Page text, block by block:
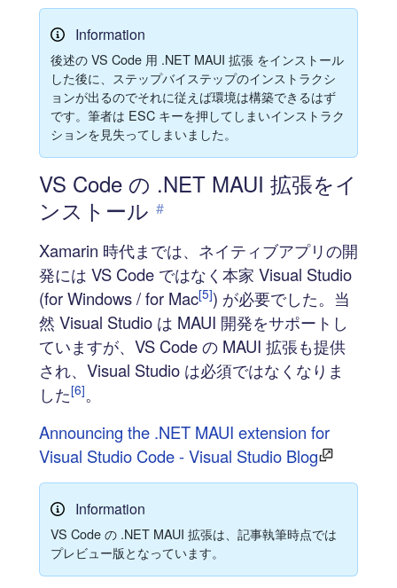
Information
後述の VS Code 用 .NET MAUI 拡張 をインストール
した後に、ステップバイステップのインストラクシ
ョンが出るのでそれに従えば環境は構築できるはず
です。筆者は ESC キーを押してしまいインストラク
ションを見失ってしまいました。
VS Code の .NET MAUI 拡張をイ
ンストール #
Xamarin 時代までは、ネイティブアプリの開
発には VS Code ではなく本家 Visual Studio
(for Windows / for Mac[5]) が必要でした。当
然 Visual Studio は MAUI 開発をサポートし
ていますが、VS Code の MAUI 拡張も提供
され、Visual Studio は必須ではなくなりま
した[6]。
Announcing the .NET MAUI extension for
Visual Studio Code - Visual Studio Blog
Information
VS Code の .NET MAUI 拡張は、記事執筆時点では
プレビュー版となっています。